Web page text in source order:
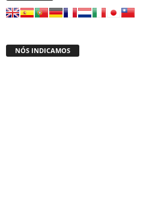
NÓS INDICAMOS